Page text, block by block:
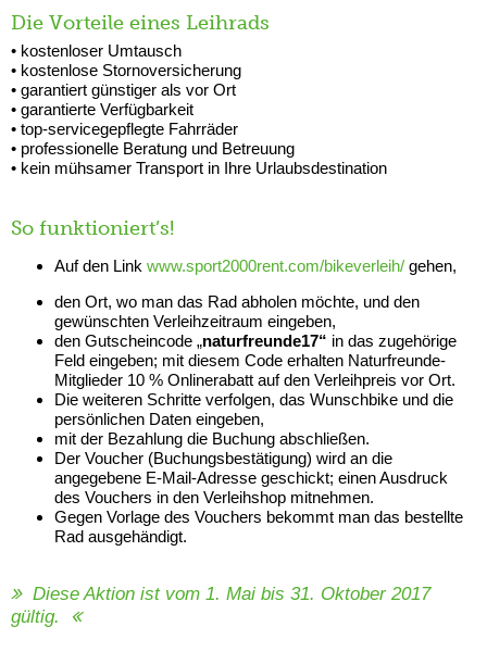
Die Vorteile eines Leihrads
• kostenloser Umtausch
• kostenlose Stornoversicherung
• garantiert günstiger als vor Ort
• garantierte Verfügbarkeit
• top-servicegepflegte Fahrräder
• professionelle Beratung und Betreuung
• kein mühsamer Transport in Ihre Urlaubsdestination
So funktioniert’s!
Auf den Link www.sport2000rent.com/bikeverleih/ gehen,
den Ort, wo man das Rad abholen möchte, und den
gewünschten Verleihzeitraum eingeben,
den Gutscheincode „naturfreunde17“ in das zugehörige
Feld eingeben; mit diesem Code erhalten Naturfreunde-
Mitglieder 10 % Onlinerabatt auf den Verleihpreis vor Ort.
Die weiteren Schritte verfolgen, das Wunschbike und die
persönlichen Daten eingeben,
mit der Bezahlung die Buchung abschließen.
Der Voucher (Buchungsbestätigung) wird an die
angegebene E-Mail-Adresse geschickt; einen Ausdruck
des Vouchers in den Verleihshop mitnehmen.
Gegen Vorlage des Vouchers bekommt man das bestellte
Rad ausgehändigt.
Diese Aktion ist vom 1. Mai bis 31. Oktober 2017
gültig.